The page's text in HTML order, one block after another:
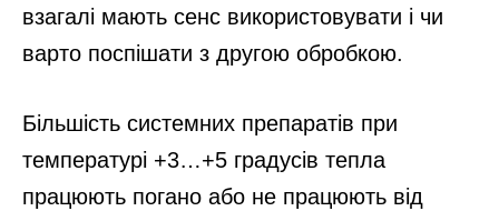
взагалі мають сенс використовувати і чи
варто поспішати з другою обробкою.
Більшість системних препаратів при
температурі +3…+5 градусів тепла
працюють погано або не працюють від